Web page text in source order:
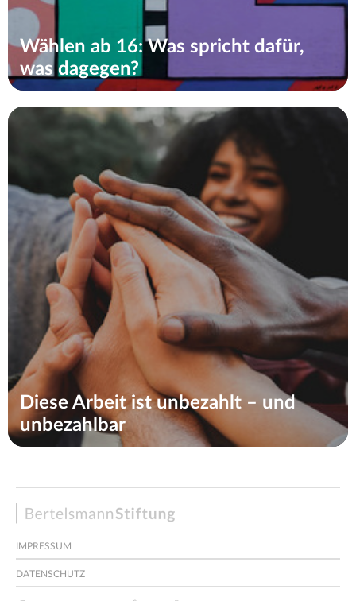
Wählen ab 16: Was spricht dafür,
was dagegen?
Diese Arbeit ist unbezahlt – und
unbezahlbar
Bertelsmann
Stiftung
IMPRESSUM
DATENSCHUTZ